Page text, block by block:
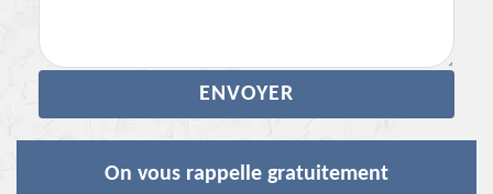
On vous rappelle gratuitement